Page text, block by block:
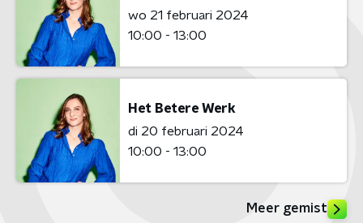
wo 21 februari 2024
10:00 - 13:00
Het Betere Werk
di 20 februari 2024
10:00 - 13:00
Meer gemist